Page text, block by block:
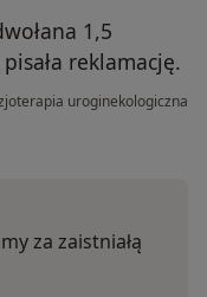
1,5
reklamację.
uroginekologiczna
za zaistniałą